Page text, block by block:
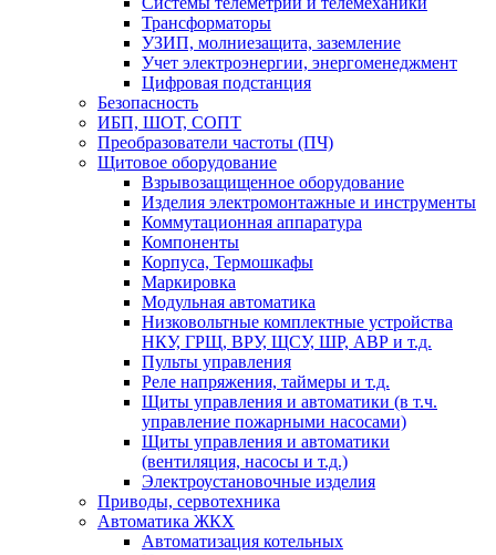
Трансформаторы
УЗИП, молниезащита, заземление
Учет электроэнергии, энергоменеджмент
Цифровая подстанция
Безопасность
ИБП, ШОТ, СОПТ
Преобразователи частоты (ПЧ)
Щитовое оборудование
Взрывозащищенное оборудование
Изделия электромонтажные и инструменты
Коммутационная аппаратура
Компоненты
Корпуса, Термошкафы
Маркировка
Модульная автоматика
Низковольтные комплектные устройства
НКУ, ГРЩ, ВРУ, ЩСУ, ШР, АВР и т.д.
Пульты управления
Реле напряжения, таймеры и т.д.
Щиты управления и автоматики (в т.ч.
управление пожарными насосами)
Щиты управления и автоматики
(вентиляция, насосы и т.д.)
Электроустановочные изделия
Приводы, сервотехника
Автоматика ЖКХ
Автоматизация котельных